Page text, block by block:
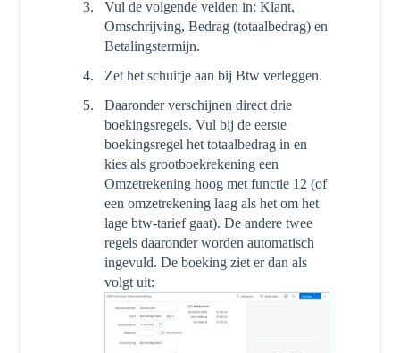
Vul de volgende velden in: Klant,
Omschrijving, Bedrag (totaalbedrag) en
Betalingstermijn.
Zet het schuifje aan bij Btw verleggen.
Daaronder verschijnen direct drie
boekingsregels. Vul bij de eerste
boekingsregel het totaalbedrag in en
kies als grootboekrekening een
Omzetrekening hoog met functie 12 (of
een omzetrekening laag als het om het
lage btw-tarief gaat). De andere twee
regels daaronder worden automatisch
ingevuld. De boeking ziet er dan als
volgt uit: